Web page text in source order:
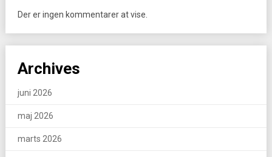
Der er ingen kommentarer at vise.
Archives
juni 2026
maj 2026
marts 2026